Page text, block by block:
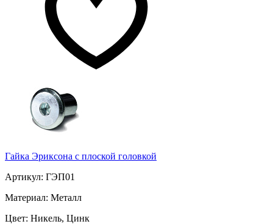
Гайка Эриксона с плоской головкой
Артикул: ГЭП01
Материал: Металл
Цвет: Никель, Цинк